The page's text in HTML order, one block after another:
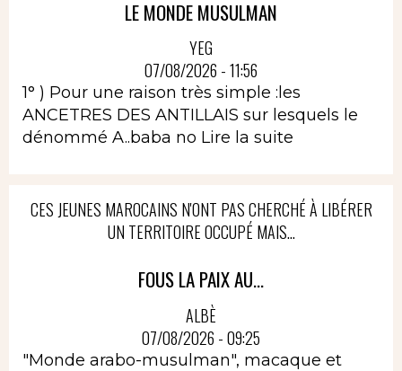
LE MONDE MUSULMAN
YEG
07/08/2026 - 11:56
1° ) Pour une raison très simple :les
ANCETRES DES ANTILLAIS sur lesquels le
dénommé A..baba no Lire la suite
CES JEUNES MAROCAINS N'ONT PAS CHERCHÉ À LIBÉRER
UN TERRITOIRE OCCUPÉ MAIS...
FOUS LA PAIX AU...
ALBÈ
07/08/2026 - 09:25
"Monde arabo-musulman", macaque et